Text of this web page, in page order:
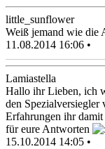
little_sunflower
Weiß jemand wie die
11.08.2014 16:06 •
Lamiastella
Hallo ihr Lieben, ich
den
Erfahrungen ihr damit
für eure Antworten
15.10.2014 14:05 •